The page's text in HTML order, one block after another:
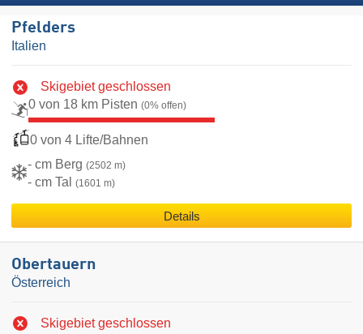
Pfelders
Italien
Skigebiet geschlossen
0 von 18 km Pisten (0% offen)
0 von 4 Lifte/Bahnen
- cm Berg (2502 m)
- cm Tal (1601 m)
Details
Obertauern
Österreich
Skigebiet geschlossen